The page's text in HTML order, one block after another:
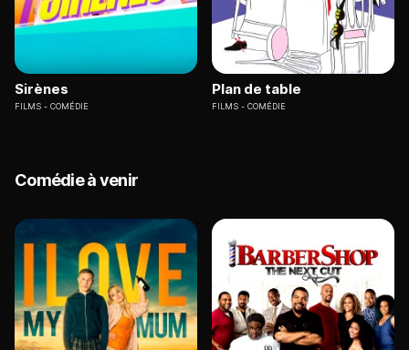
Sirènes
FILMS COMÉDIE
Plan de table
FILMS COMÉDIE
Comédie à venir